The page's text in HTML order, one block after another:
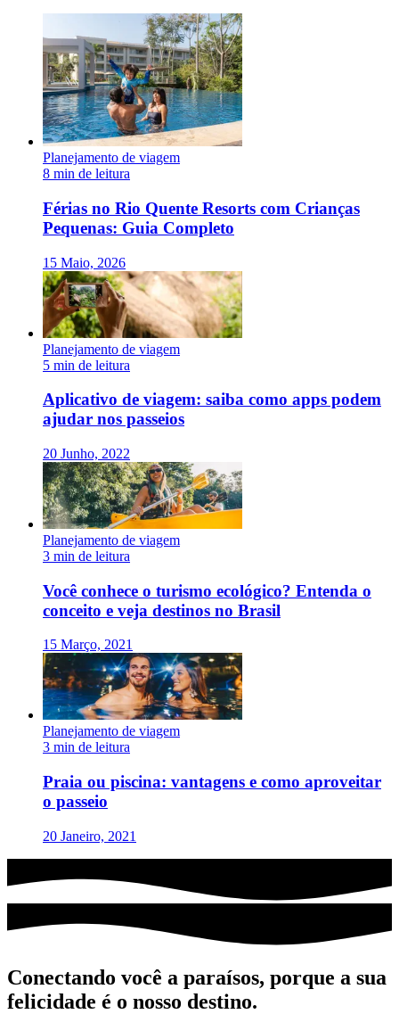
Planejamento de viagem
8 min de leitura
Férias no Rio Quente Resorts com Crianças
Pequenas: Guia Completo
15 Maio, 2026
Planejamento de viagem
5 min de leitura
Aplicativo de viagem: saiba como apps podem
ajudar nos passeios
20 Junho, 2022
Planejamento de viagem
3 min de leitura
Você conhece o turismo ecológico? Entenda o
conceito e veja destinos no Brasil
15 Março, 2021
Planejamento de viagem
3 min de leitura
Praia ou piscina: vantagens e como aproveitar
o passeio
20 Janeiro, 2021
Conectando você a paraísos, porque a sua
felicidade é o nosso destino.